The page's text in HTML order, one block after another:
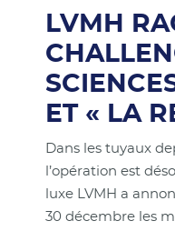
LVMH
ET « LA
Dans les tuyaux
l’opération est
luxe LVMH a
30 décembre les